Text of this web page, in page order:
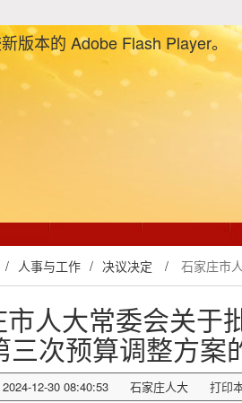
版本的 Adobe Flash Player。
/ 人事与工作 / 决议决定 / 石家庄市
市人大常委会关于
三次预算调整方案
2024-12-30 08:40:53 石家庄人大 打印